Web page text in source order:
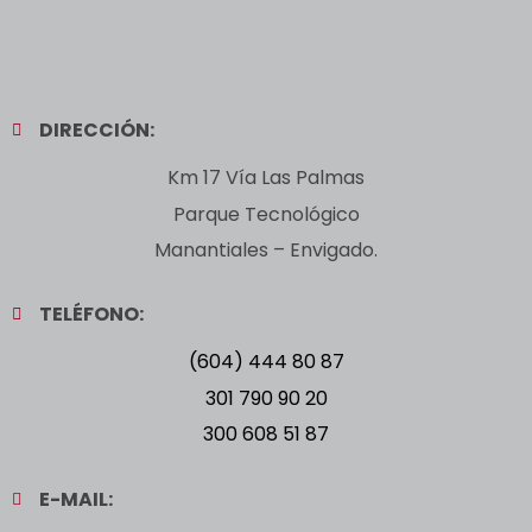
DIRECCIÓN:
Km 17 Vía Las Palmas
Parque Tecnológico
Manantiales – Envigado.
TELÉFONO:
(604) 444 80 87
301 790 90 20
300 608 51 87
E-MAIL: